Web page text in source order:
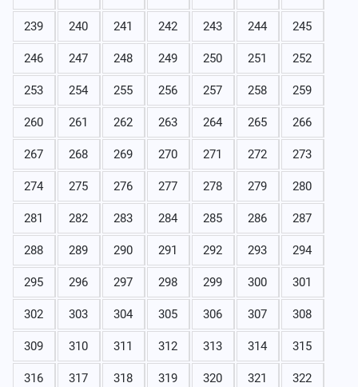
239 240 241 242 243 244 245
246 247 248 249 250 251 252
253 254 255 256 257 258 259
260 261 262 263 264 265 266
267 268 269 270 271 272 273
274 275 276 277 278 279 280
281 282 283 284 285 286 287
288 289 290 291 292 293 294
295 296 297 298 299 300 301
302 303 304 305 306 307 308
309 310 311 312 313 314 315
316 317 318 319 320 321 322